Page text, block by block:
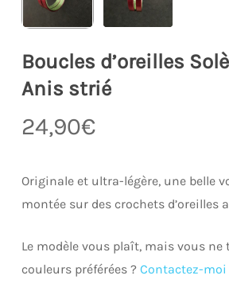
Boucles d’oreilles
Anis strié
24,90€
Originale et ultra-légère, une belle
montée sur des crochets d’oreilles
Le modèle vous plaît, mais vous ne
couleurs préférées ? Contactez-moi